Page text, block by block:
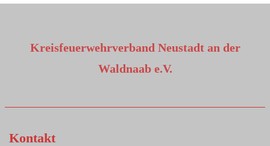
Kreisfeuerwehrverband Neustadt an der
Waldnaab e.V.
Kontakt